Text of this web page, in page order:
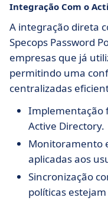
Integração Com o
A integração direta
Specops Password
empresas que já
permitindo uma
centralizadas
Implementação
Active Directory.
Monitoramento
aplicadas aos
Sincronização
políticas